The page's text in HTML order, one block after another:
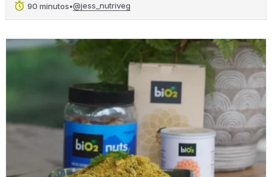
90 minutos•@jess_nutriveg